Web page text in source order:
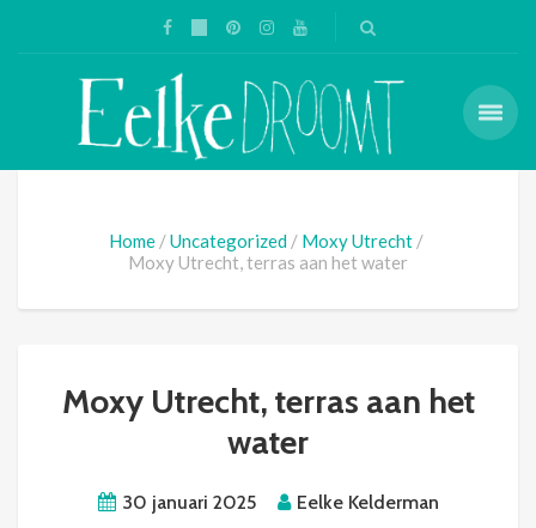
Home Uncategorized
Moxy Utrecht
Moxy Utrecht, terras aan het water
Moxy Utrecht, terras aan het
water
30 januari 2025 Eelke Kelderman